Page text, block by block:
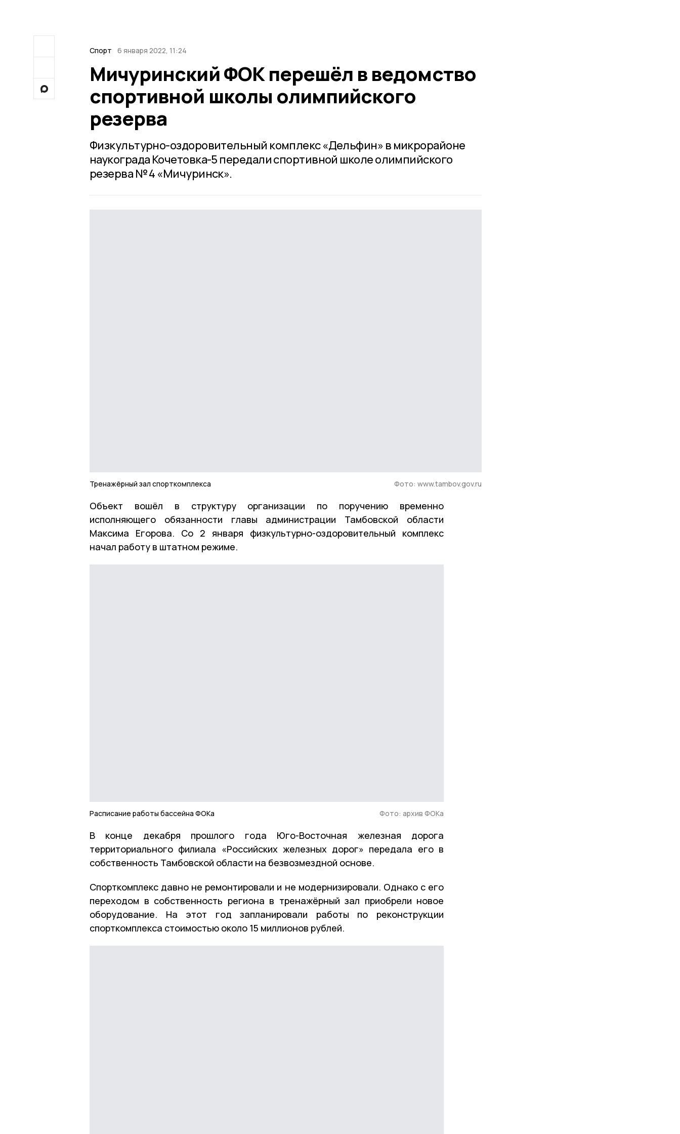
Спорт 6 января 2022, 11:24
Мичуринский ФОК перешёл в ведомство
спортивной школы олимпийского
резерва
Физкультурно-оздоровительный комплекс «Дельфин» в микрорайоне
наукограда Кочетовка-5 передали спортивной школе олимпийского
резерва № 4 «Мичуринск».
Тренажёрный зал спорткомплекса Фото: www.tambov.gov.ru
Объект вошёл в структуру организации по поручению временно
исполняющего обязанности главы администрации Тамбовской области
Максима Егорова. Со 2 января физкультурно-оздоровительный комплекс
начал работу в штатном режиме.
Расписание работы бассейна ФОКа Фото: архив ФОКа
В конце декабря прошлого года Юго-Восточная железная дорога
территориального филиала «Российских железных дорог» передала его в
собственность Тамбовской области на безвозмездной основе.
Спорткомплекс давно не ремонтировали и не модернизировали. Однако с его
переходом в собственность региона в тренажёрный зал приобрели новое
оборудование. На этот год запланировали работы по реконструкции
спорткомплекса стоимостью около 15 миллионов рублей.